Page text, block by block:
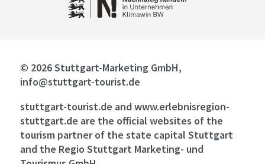
© 2026 Stuttgart-Marketing GmbH,
info@stuttgart-tourist.de
stuttgart-tourist.de and www.erlebnisregion-
stuttgart.de are the official websites of the
tourism partner of the state capital Stuttgart
and the Regio Stuttgart Marketing- und